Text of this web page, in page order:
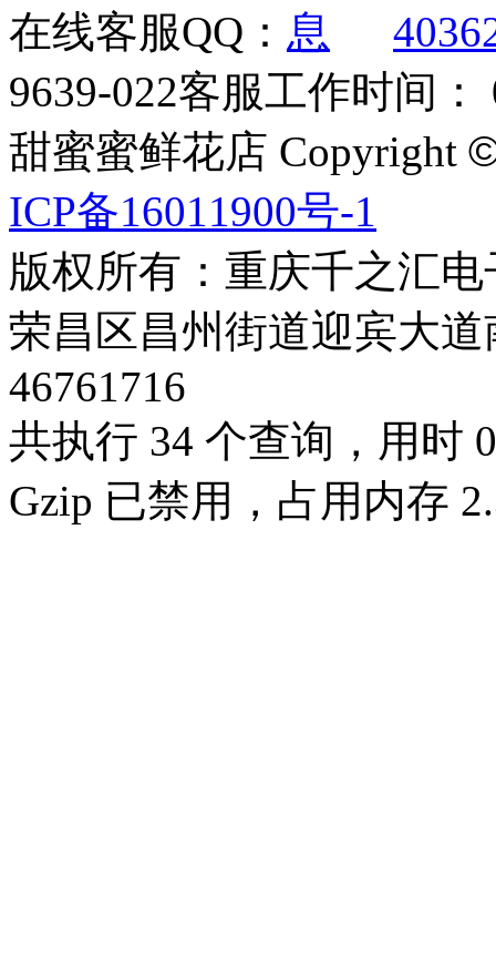
在线客服QQ：
9639-022客服工作时间：
甜蜜蜜鲜花店 Copyright
ICP备16011900号-1
版权所有：重庆千之汇
荣昌区昌州街道迎宾大道
46761716
共执行 34 个查询，用时
Gzip 已禁用，占用内存